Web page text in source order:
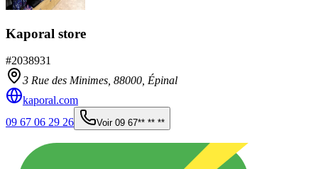
Kaporal store
#2038931
3 Rue des Minimes, 88000 Épinal
kaporal.com
09 67 06 29 26
Voir 09 67** ** **